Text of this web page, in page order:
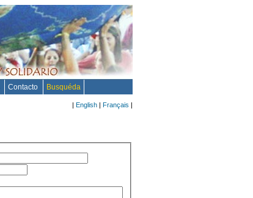
Contacto Busquéda
| English | Français |